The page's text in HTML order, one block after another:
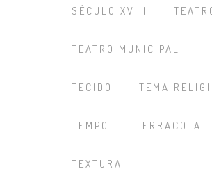
SÉCULO XVIII
TEATRO MUNICIPAL
TECIDO TEMA
TEMPO TERRACOTA
TEXTURA